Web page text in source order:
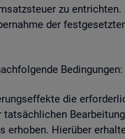
zu
der
Be­din­gun­gen:
die
er­ho­ben. Hier­über